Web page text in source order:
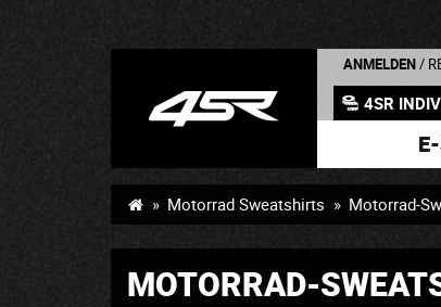
ANMELDEN /
4SR
Motorrad Sweatshirts Motorrad-
MOTORRAD-